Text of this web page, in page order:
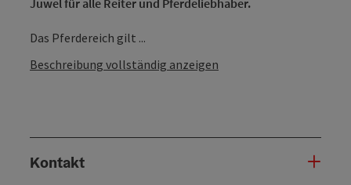
Das Pferdereich gilt ...
Beschreibung vollständig anzeigen
Kontakt